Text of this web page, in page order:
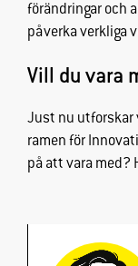
förändringar och
påverka verkliga
Vill du vara
Just nu utforskar
ramen för
på att vara med?